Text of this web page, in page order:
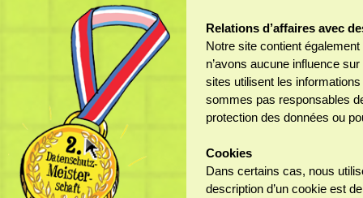
Relations d’affaires avec
Notre site contient
n’avons aucune influence
sites utilisent les
sommes pas responsables
protection des données ou
Cookies
Dans certains cas, nous
description d’un cookie est